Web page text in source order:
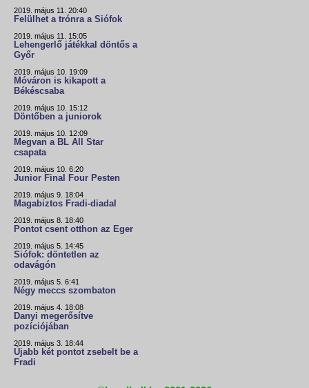
2019. május 11. 20:40
Felülhet a trónra a Siófok
2019. május 11. 15:05
Lehengerlő játékkal döntős a
Győr
2019. május 10. 19:09
Móváron is kikapott a
Békéscsaba
2019. május 10. 15:12
Döntőben a juniorok
2019. május 10. 12:09
Megvan a BL All Star
csapata
2019. május 10. 6:20
Junior Final Four Pesten
2019. május 9. 18:04
Magabiztos Fradi-diadal
2019. május 8. 18:40
Pontot csent otthon az Eger
2019. május 5. 14:45
Siófok: döntetlen az
odavágón
2019. május 5. 6:41
Négy meccs szombaton
2019. május 4. 18:08
Danyi megerősítve
pozíciójában
2019. május 3. 18:44
Újabb két pontot zsebelt be a
Fradi